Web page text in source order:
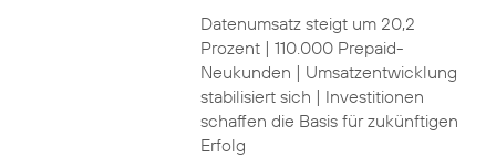
Datenumsatz steigt um 20,2
Prozent | 110.000 Prepaid-
Neukunden | Umsatzentwicklung
stabilisiert sich | Investitionen
schaffen die Basis für zukünftigen
Erfolg